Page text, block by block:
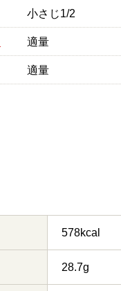
小さじ1/2
適量
適量
578kcal
28.7g